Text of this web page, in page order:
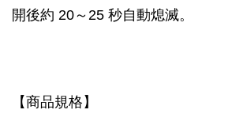
開後約 20～25 秒自動熄滅。
【商品規格】